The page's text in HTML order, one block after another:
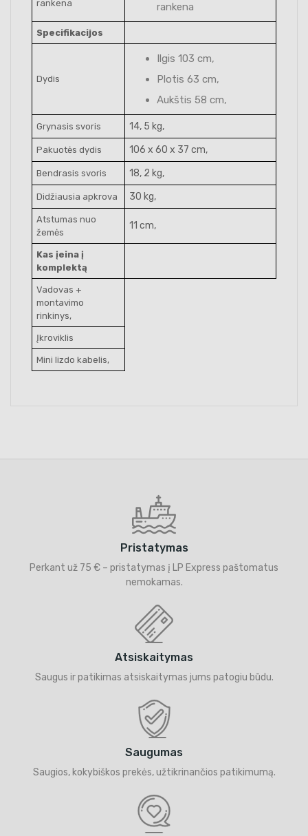
rankena
rankena
Specifikacijos
Dydis
Ilgis 103 cm,
Plotis 63 cm,
Aukštis 58 cm,
Grynasis svoris 14, 5 kg,
Pakuotės dydis 106 x 60 x 37 cm,
Bendrasis svoris 18, 2 kg,
Didžiausia apkrova 30 kg,
Atstumas nuo
žemės
11 cm,
Kas įeina į
komplektą
Vadovas +
montavimo
rinkinys,
Įkroviklis
Mini lizdo kabelis,
Pristatymas
Perkant už 75 € – pristatymas į LP Express paštomatus
nemokamas.
Atsiskaitymas
Saugus ir patikimas atsiskaitymas jums patogiu būdu.
Saugumas
Saugios, kokybiškos prekės, užtikrinančios patikimumą.